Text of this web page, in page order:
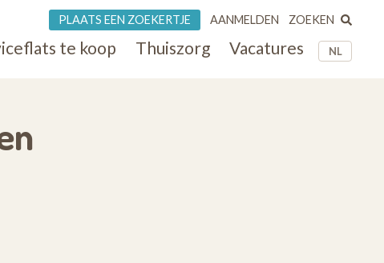
NL
te koop Thuiszorg Vacatures
PLAATS EEN ZOEKERTJE AANMELDEN ZOEKEN